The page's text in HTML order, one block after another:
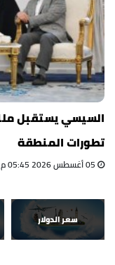
السيسي يستقبل
تطورات المنطقة
سعر الدولار